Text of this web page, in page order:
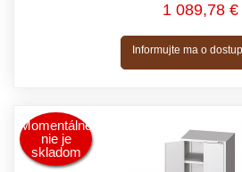
1 089,78 €
Informujte ma o
Momentálne
nie je
skladom